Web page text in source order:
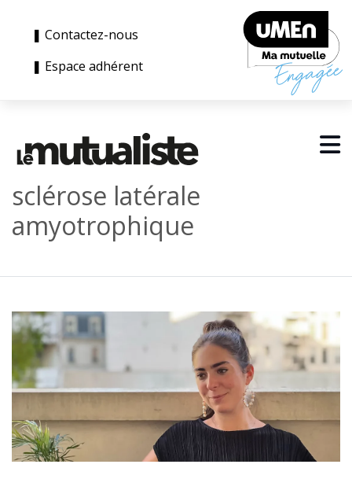
❚ Contactez-nous
❚ Espace adhérent
sclérose latérale
amyotrophique